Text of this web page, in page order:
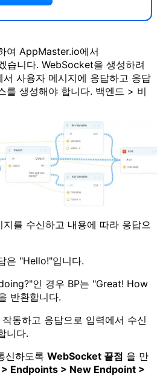
여 AppMaster.io에서
습니다. WebSocket을 생성하려
사용자 메시지에 응답하고 응답
를 생성해야 합니다. 백엔드 > 비
를 수신하고 내용에 따라 응답으
은 "Hello!"입니다.
인 경우 BP는 "Great! How
반환합니다.
동하고 응답으로 입력에서 수신
니다.
신하도록 WebSocket 끝점 을 만
Endpoints > New Endpoint >